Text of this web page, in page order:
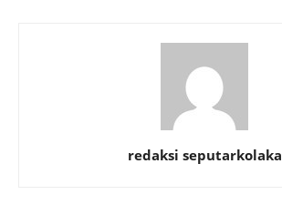
redaksi seputarkolaka